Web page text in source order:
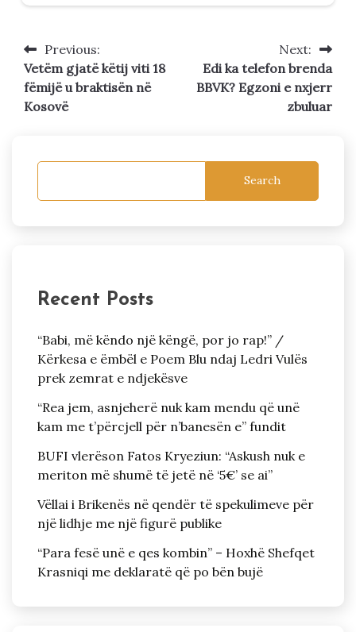
Post
navigation
Previous:
Vetëm gjatë këtij viti 18
fëmijë u braktisën në
Kosovë
Next:
Edi ka telefon brenda
BBVK? Egzoni e nxjerr
zbuluar
Search
Recent Posts
“Babi, më këndo një këngë, por jo rap!” /
Kërkesa e ëmbël e Poem Blu ndaj Ledri Vulës
prek zemrat e ndjekësve
“Rea jem, asnjeherë nuk kam mendu që unë
kam me t’përcjell për n’banesën e” fundit
BUFI vlerëson Fatos Kryeziun: “Askush nuk e
meriton më shumë të jetë në ‘5€’ se ai”
Vëllai i Brikenës në qendër të spekulimeve për
një lidhje me një figurë publike
“Para fesë unë e qes kombin” – Hoxhë Shefqet
Krasniqi me deklaratë që po bën bujë